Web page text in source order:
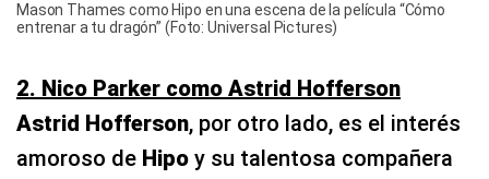
Mason Thames como Hipo en una escena de la película “Cómo
entrenar a tu dragón” (Foto: Universal Pictures)
2. Nico Parker como Astrid Hofferson
Astrid Hofferson, por otro lado, es el interés
amoroso de Hipo y su talentosa compañera